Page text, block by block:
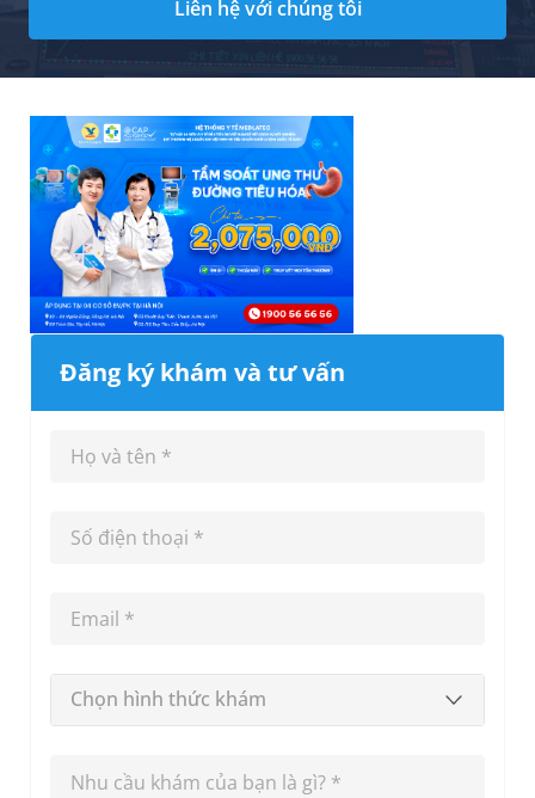
Liên hệ với chúng tôi
Đăng ký khám và tư vấn
Chọn hình thức khám